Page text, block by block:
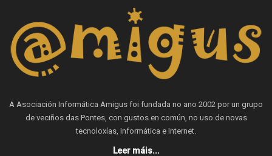
A Asociación Informática Amigus foi fundada no ano 2002 por un grupo
de veciños das Pontes, con gustos en común, no uso de novas
tecnoloxías, Informática e Internet.
Leer máis...